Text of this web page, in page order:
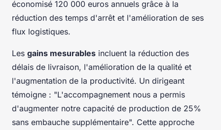
économisé 120 000 euros annuels grâce à la
réduction des temps d'arrêt et l'amélioration de ses
flux logistiques.
Les gains mesurables incluent la réduction des
délais de livraison, l'amélioration de la qualité et
l'augmentation de la productivité. Un dirigeant
témoigne : "L'accompagnement nous a permis
d'augmenter notre capacité de production de 25%
sans embauche supplémentaire". Cette approche